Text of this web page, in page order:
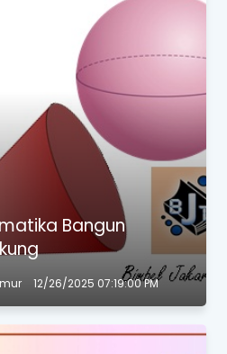
Bangun
12/26/2025 07:19:00 PM